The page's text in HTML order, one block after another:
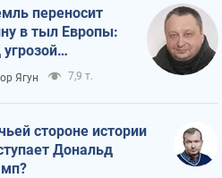
переносит
в тыл Европы:
угрозой
Ягун 7,9 т.
стороне истории
Дональд